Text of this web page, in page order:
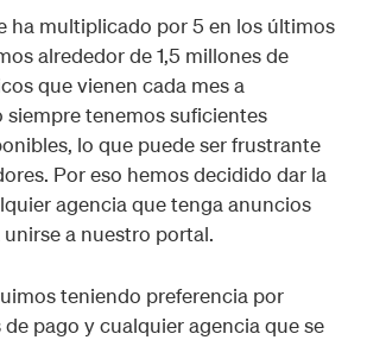
ha multiplicado por 5 en los últimos
alrededor de 1,5 millones de
que vienen cada mes a
siempre tenemos suficientes
lo que puede ser frustrante
Por eso hemos decidido dar la
agencia que tenga anuncios
a nuestro portal.
teniendo preferencia por
pago y cualquier agencia que se